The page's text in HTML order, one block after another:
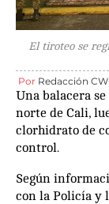
El tiroteo se
Por Redacción
Una balacera
norte de Cali,
clorhidrato de
control.
Según
con la Policía y